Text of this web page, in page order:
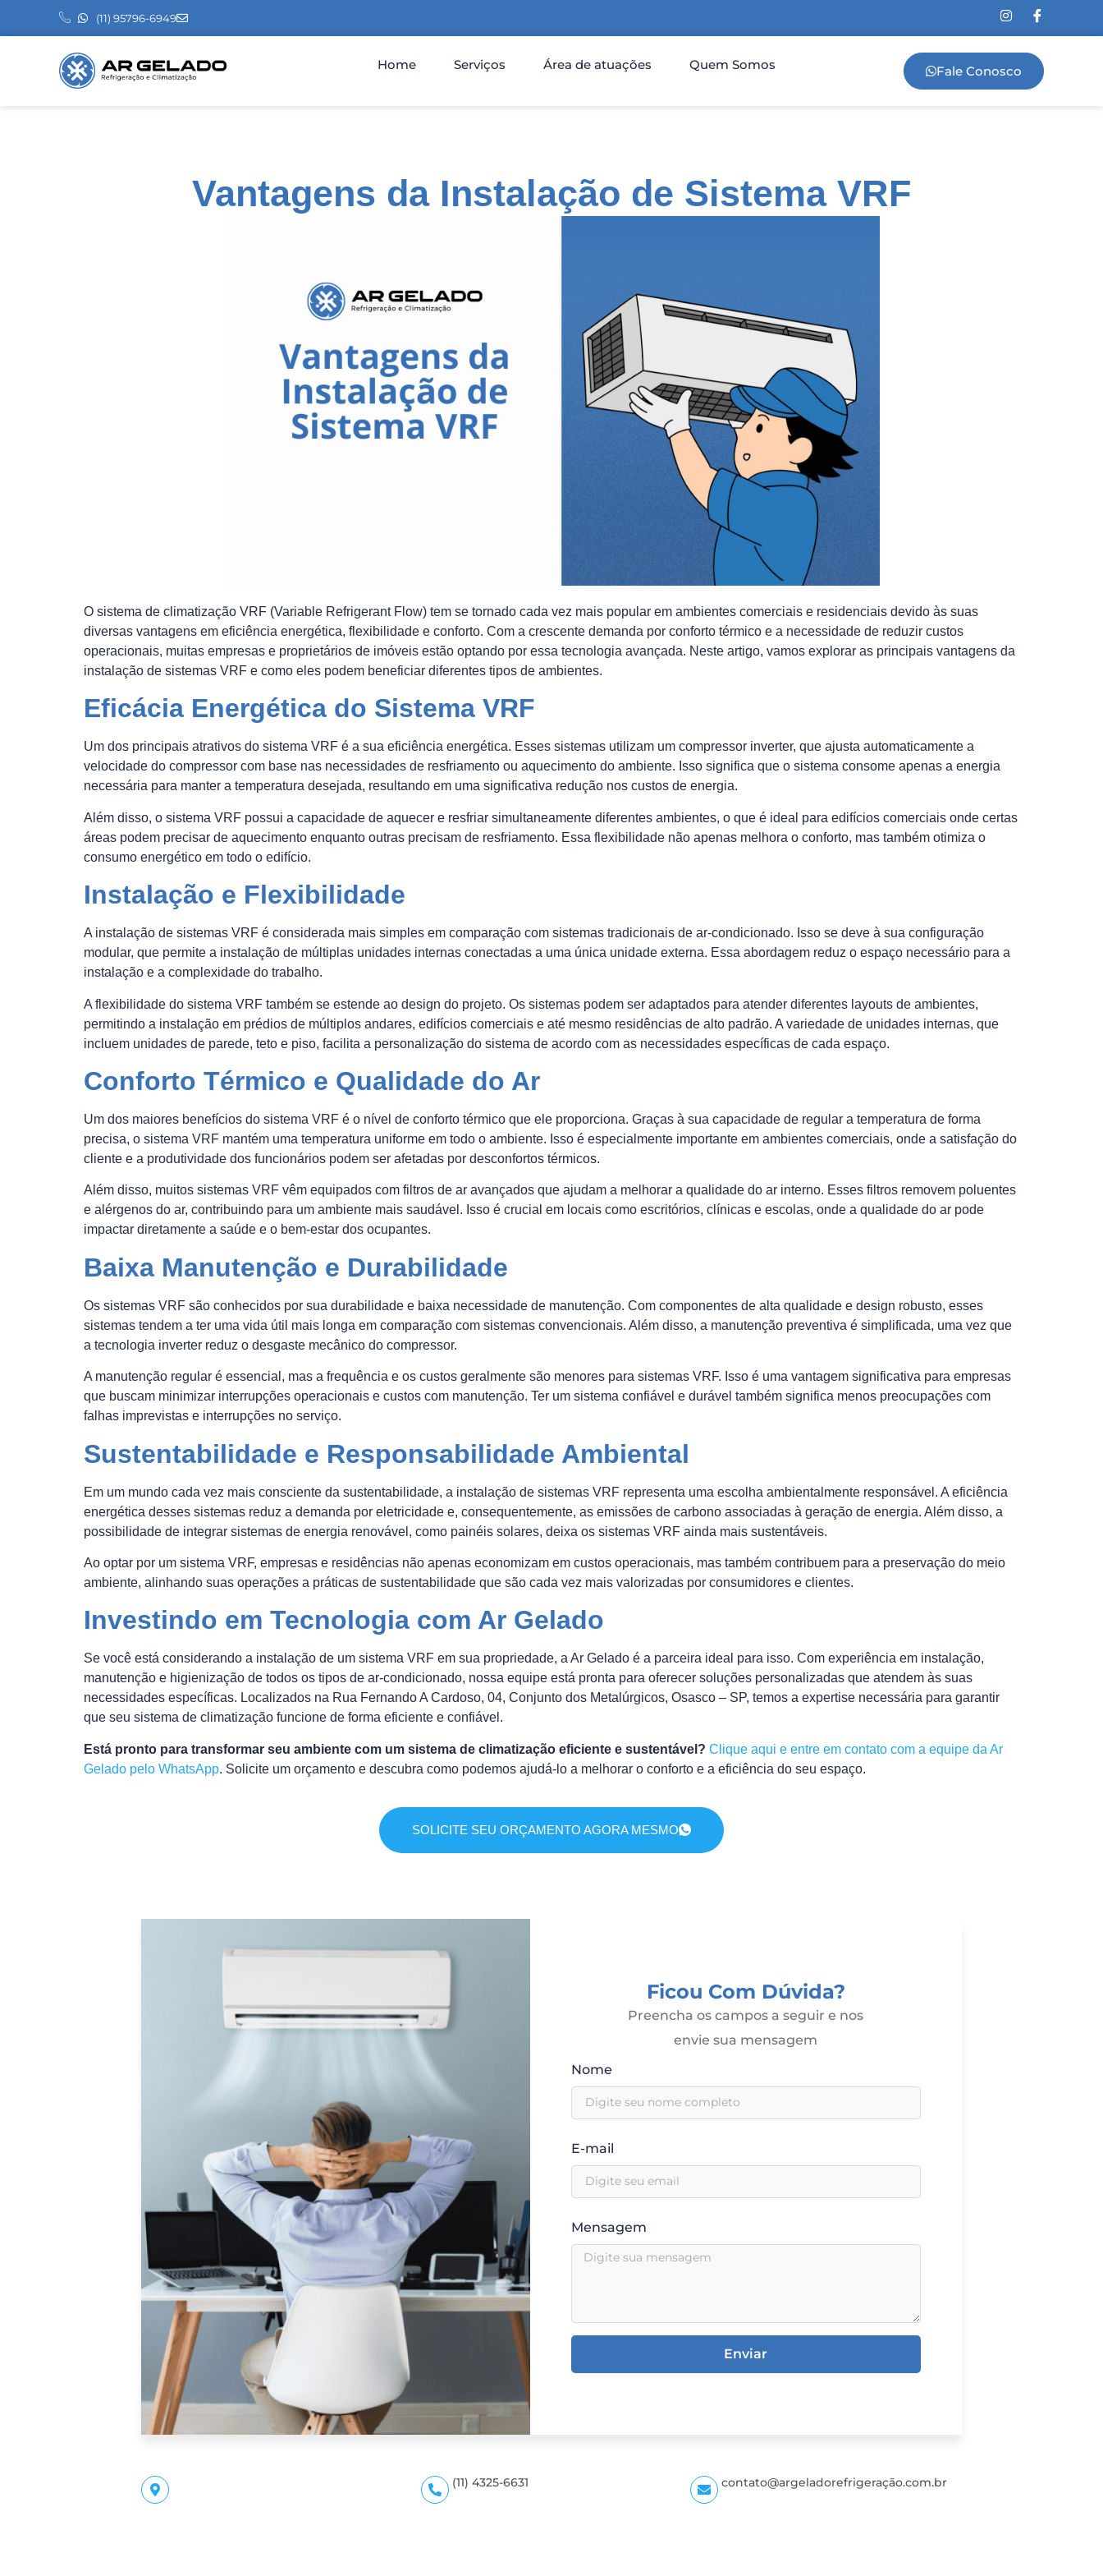
(11) 95796-6949
Home Serviços Área de atuações Quem Somos Fale Conosco
Vantagens da Instalação de Sistema VRF
O sistema de climatização VRF (Variable Refrigerant Flow) tem se tornado cada vez mais popular em ambientes comerciais e residenciais devido às suas
diversas vantagens em eficiência energética, flexibilidade e conforto. Com a crescente demanda por conforto térmico e a necessidade de reduzir custos
operacionais, muitas empresas e proprietários de imóveis estão optando por essa tecnologia avançada. Neste artigo, vamos explorar as principais vantagens da
instalação de sistemas VRF e como eles podem beneficiar diferentes tipos de ambientes.
Eficácia Energética do Sistema VRF
Um dos principais atrativos do sistema VRF é a sua eficiência energética. Esses sistemas utilizam um compressor inverter, que ajusta automaticamente a
velocidade do compressor com base nas necessidades de resfriamento ou aquecimento do ambiente. Isso significa que o sistema consome apenas a energia
necessária para manter a temperatura desejada, resultando em uma significativa redução nos custos de energia.
Além disso, o sistema VRF possui a capacidade de aquecer e resfriar simultaneamente diferentes ambientes, o que é ideal para edifícios comerciais onde certas
áreas podem precisar de aquecimento enquanto outras precisam de resfriamento. Essa flexibilidade não apenas melhora o conforto, mas também otimiza o
consumo energético em todo o edifício.
Instalação e Flexibilidade
A instalação de sistemas VRF é considerada mais simples em comparação com sistemas tradicionais de ar-condicionado. Isso se deve à sua configuração
modular, que permite a instalação de múltiplas unidades internas conectadas a uma única unidade externa. Essa abordagem reduz o espaço necessário para a
instalação e a complexidade do trabalho.
A flexibilidade do sistema VRF também se estende ao design do projeto. Os sistemas podem ser adaptados para atender diferentes layouts de ambientes,
permitindo a instalação em prédios de múltiplos andares, edifícios comerciais e até mesmo residências de alto padrão. A variedade de unidades internas, que
incluem unidades de parede, teto e piso, facilita a personalização do sistema de acordo com as necessidades específicas de cada espaço.
Conforto Térmico e Qualidade do Ar
Um dos maiores benefícios do sistema VRF é o nível de conforto térmico que ele proporciona. Graças à sua capacidade de regular a temperatura de forma
precisa, o sistema VRF mantém uma temperatura uniforme em todo o ambiente. Isso é especialmente importante em ambientes comerciais, onde a satisfação do
cliente e a produtividade dos funcionários podem ser afetadas por desconfortos térmicos.
Além disso, muitos sistemas VRF vêm equipados com filtros de ar avançados que ajudam a melhorar a qualidade do ar interno. Esses filtros removem poluentes
e alérgenos do ar, contribuindo para um ambiente mais saudável. Isso é crucial em locais como escritórios, clínicas e escolas, onde a qualidade do ar pode
impactar diretamente a saúde e o bem-estar dos ocupantes.
Baixa Manutenção e Durabilidade
Os sistemas VRF são conhecidos por sua durabilidade e baixa necessidade de manutenção. Com componentes de alta qualidade e design robusto, esses
sistemas tendem a ter uma vida útil mais longa em comparação com sistemas convencionais. Além disso, a manutenção preventiva é simplificada, uma vez que
a tecnologia inverter reduz o desgaste mecânico do compressor.
A manutenção regular é essencial, mas a frequência e os custos geralmente são menores para sistemas VRF. Isso é uma vantagem significativa para empresas
que buscam minimizar interrupções operacionais e custos com manutenção. Ter um sistema confiável e durável também significa menos preocupações com
falhas imprevistas e interrupções no serviço.
Sustentabilidade e Responsabilidade Ambiental
Em um mundo cada vez mais consciente da sustentabilidade, a instalação de sistemas VRF representa uma escolha ambientalmente responsável. A eficiência
energética desses sistemas reduz a demanda por eletricidade e, consequentemente, as emissões de carbono associadas à geração de energia. Além disso, a
possibilidade de integrar sistemas de energia renovável, como painéis solares, deixa os sistemas VRF ainda mais sustentáveis.
Ao optar por um sistema VRF, empresas e residências não apenas economizam em custos operacionais, mas também contribuem para a preservação do meio
ambiente, alinhando suas operações a práticas de sustentabilidade que são cada vez mais valorizadas por consumidores e clientes.
Investindo em Tecnologia com Ar Gelado
Se você está considerando a instalação de um sistema VRF em sua propriedade, a Ar Gelado é a parceira ideal para isso. Com experiência em instalação,
manutenção e higienização de todos os tipos de ar-condicionado, nossa equipe está pronta para oferecer soluções personalizadas que atendem às suas
necessidades específicas. Localizados na Rua Fernando A Cardoso, 04, Conjunto dos Metalúrgicos, Osasco – SP, temos a expertise necessária para garantir
que seu sistema de climatização funcione de forma eficiente e confiável.
Está pronto para transformar seu ambiente com um sistema de climatização eficiente e sustentável? Clique aqui e entre em contato com a equipe da Ar
Gelado pelo WhatsApp. Solicite um orçamento e descubra como podemos ajudá-lo a melhorar o conforto e a eficiência do seu espaço.
SOLICITE SEU ORÇAMENTO AGORA MESMO
Ficou Com Dúvida?
Preencha os campos a seguir e nos
envie sua mensagem
Nome
E-mail
Mensagem
Enviar
(11) 4325-6631 contato@argeladorefrigeração.com.br